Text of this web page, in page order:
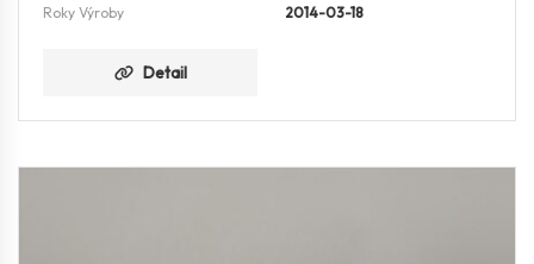
Roky Výroby
2014-03-18
Detail